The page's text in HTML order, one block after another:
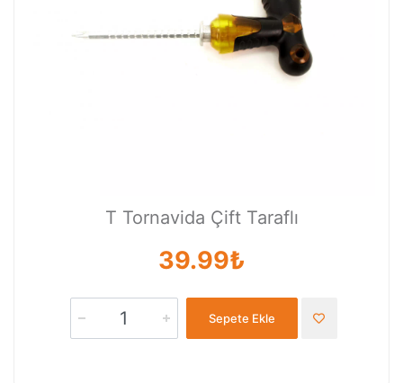
T Tornavida Çift Taraflı
39.99₺
Sepete Ekle